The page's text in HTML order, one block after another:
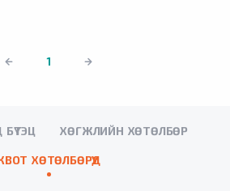
1
ХӨГЖЛИЙН ХӨТӨЛБӨР
ХӨТӨЛБӨРҮҮД